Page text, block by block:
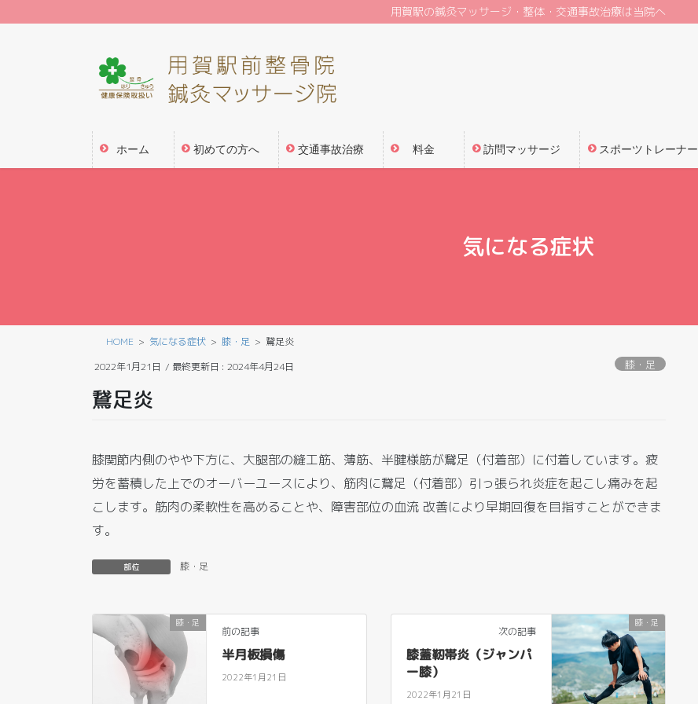
ン
ビ
用賀駅の鍼灸マッサージ・整体・交通事故治療は当院へ
ホーム 初めての方へ 交通事故治療 料金 訪問マッサージ スポーツトレーナー
気になる症状
HOME 気になる症状 膝・足
鵞足炎
2022年1月21日 / 最終更新日 : 2024年4月24日 膝・足
鵞足炎
膝関節内側のやや下方に、大腿部の縫工筋、薄筋、半腱様筋が鵞足（付着部）に付着しています。疲
労を蓄積した上でのオーバーユースにより、筋肉に鵞足（付着部）引っ張られ炎症を起こし痛みを起
こします。筋肉の柔軟性を高めることや、障害部位の血流 改善により早期回復を目指すことができま
す。
部位 膝・足
膝・足
前の記事
半月板損傷
2022年1月21日
膝・足
次の記事
膝蓋靭帯炎（ジャンパ
ー膝）
2022年1月21日